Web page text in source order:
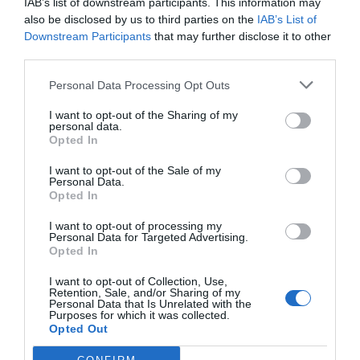
also be disclosed by us to third parties on the IAB’s List of
Downstream Participants that may further disclose it to other
Personal Data Processing Opt Outs
I want to opt-out of the Sharing of my
personal data.
Opted In
I want to opt-out of the Sale of my
Personal Data.
Opted In
I want to opt-out of processing my
Personal Data for Targeted Advertising.
Opted In
I want to opt-out of Collection, Use,
Retention, Sale, and/or Sharing of my
Personal Data that Is Unrelated with the
Purposes for which it was collected.
Opted Out
BORJA PEDRÓS 25/07/2026
GANDIA
MARTA COLLADO CASCALES 24/07/2026
ALMUSSAFES
Almussafes celebra l'acord entre Ford i
Geely com "la millor notícia per al futur
industrial del municipi"
MARTA COLLADO CASCALES
Benimodo encara la recta final del
Festival a la Fresca amb quatre noves
MARTA COLLADO CASCALES 23/07/2026
GUADASSUAR
Guadassuar, bressol de la música antiga
del 25 de juliol al 2 d’agost